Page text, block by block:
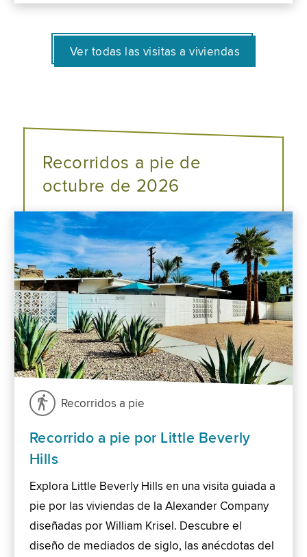
Ver todas las visitas a viviendas
Recorridos a pie de
octubre de 2026
Recorridos a pie
Recorrido a pie por Little Beverly
Hills
Explora Little Beverly Hills en una visita guiada a
pie por las viviendas de la Alexander Company
diseñadas por William Krisel. Descubre el
diseño de mediados de siglo, las anécdotas del